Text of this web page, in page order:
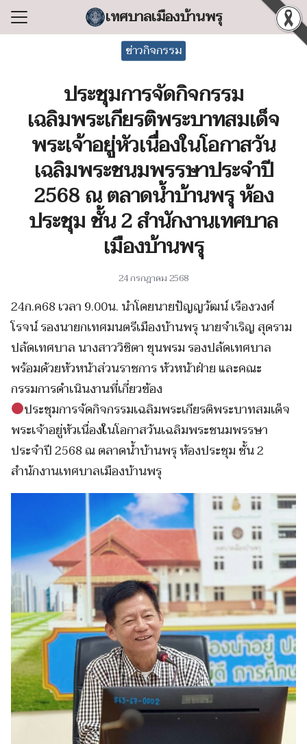
Skip
เทศบาลเมืองบ้านพรุ
ทศบาล
ารงาน
อง/ร้องเรียน
ารสนเทศ
ทศบาล
Search
ข่าวกิจกรรม
ประชุมการจัดกิจกรรม
เฉลิมพระเกียรติพระบาทสมเด็จ
พระเจ้าอยู่หัวเนื่องในโอกาสวัน
เฉลิมพระชนมพรรษาประจำปี
2568 ณ ตลาดน้ำบ้านพรุ ห้อง
ประชุม ชั้น 2 สำนักงานเทศบาล
เมืองบ้านพรุ
24 กรกฎาคม 2568
24ก.ค68 เวลา 9.00น. นำโดยนายปัญญวัฒน์ เรืองวงศ์
โรจน์ รองนายกเทศมนตรีเมืองบ้านพรุ นายจำเริญ สุดราม
ปลัดเทศบาล นางสาววิชิตา ขุนพรม รองปลัดเทศบาล
พร้อมด้วยหัวหน้าส่วนราชการ หัวหน้าฝ่าย และคณะ
กรรมการดำเนินงานที่เกี่ยวข้อง
ประชุมการจัดกิจกรรมเฉลิมพระเกียรติพระบาทสมเด็จ
พระเจ้าอยู่หัวเนื่องในโอกาสวันเฉลิมพระชนมพรรษา
ประจำปี 2568 ณ ตลาดน้ำบ้านพรุ ห้องประชุม ชั้น 2
สำนักงานเทศบาลเมืองบ้านพรุ